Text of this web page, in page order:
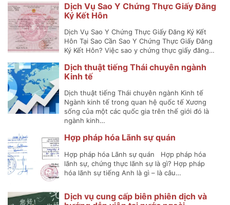
Dịch Vụ Sao Y Chứng Thực Giấy Đăng
Ký Kết Hôn
Dịch Vụ Sao Y Chứng Thực Giấy Đăng Ký Kết
Hôn Tại Sao Cần Sao Y Chứng Thực Giấy Đăng
Ký Kết Hôn? Việc sao y chứng thực giấy đăng…
Dịch thuật tiếng Thái chuyên ngành
Kinh tế
Dịch thuật tiếng Thái chuyên ngành Kinh tế
Ngành kinh tế trong quan hệ quốc tế Xương
sống của một các quốc gia trên thế giới đó là
ngành kinh…
Hợp pháp hóa Lãnh sự quán
Hợp pháp hóa Lãnh sự quán Hợp pháp hóa
lãnh sự, chứng thực lãnh sự là gì? Hợp pháp
hóa lãnh sự tiếng Anh là gì – là câu…
Dịch vụ cung cấp biên phiên dịch và